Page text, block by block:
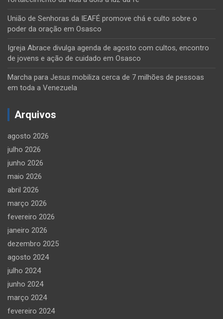
União de Senhoras da IEAFÉ promove chá e culto sobre o
poder da oração em Osasco
Igreja Abrace divulga agenda de agosto com cultos, encontro
de jovens e ação de cuidado em Osasco
Marcha para Jesus mobiliza cerca de 7 milhões de pessoas
em toda a Venezuela
Arquivos
agosto 2026
julho 2026
junho 2026
maio 2026
abril 2026
março 2026
fevereiro 2026
janeiro 2026
dezembro 2025
agosto 2024
julho 2024
junho 2024
março 2024
fevereiro 2024